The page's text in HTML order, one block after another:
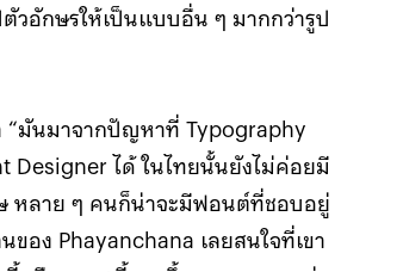
วอักษรให้เป็นแบบอื่น ๆ มากกว่ารูป
มันมาจากปัญหาที่ Typography
ได้ ในไทยนั้นยังไม่ค่อยมี
หลาย ๆ คนก็น่าจะมีฟอนต์ที่ชอบอยู่
อง Phayanchana เลยสนใจที่เขา